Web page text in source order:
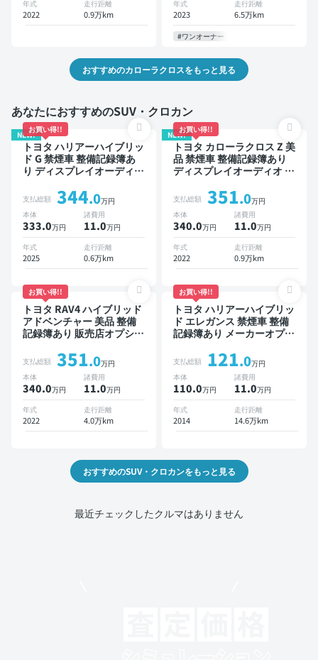
年式
2022
走行距離
0.9万km
年式
2023
走行距離
6.5万km
#ワンオーナー
おすすめのカローラクロスをもっと見る
あなたにおすすめのSUV・クロカン
NEW!
お買い得!!
トヨタ ハリアーハイブリッ
ド G 禁煙車 整備記録簿あ
り ディスプレイオーディオ
ニター デジタルインナーミ
ラー オートクルーズ ワイ
ヤレスキー ETC 電動バッ
クドア バックモニター 全
方位カメラ ドライブレコー
ダー 衝突軽減
支払総額 344.0万円
本体
333.0万円
諸費用
11.0万円
年式
2025
走行距離
0.6万km
NEW!
お買い得!!
トヨタ カローラクロス Z 美
品 禁煙車 整備記録簿あり
ディスプレイオーディオ ※
スポットモニター オートク
ルーズ スマートキー ETC
電動バックドア バックモニ
ター 全方位カメラ ドライ
ブレコーダー 衝突軽減
支払総額 351.0万円
本体
340.0万円
諸費用
11.0万円
年式
2022
走行距離
0.9万km
お買い得!!
トヨタ RAV4 ハイブリッド
アドベンチャー 美品 整備
記録簿あり 販売店オプショ
ットモニター デジタルイン
ナーミラー オートクルーズ
スマートキー ETC バック
モニター ドライブレコーダ
ー 衝突軽減
支払総額 351.0万円
本体
340.0万円
諸費用
11.0万円
年式
2022
走行距離
4.0万km
お買い得!!
トヨタ ハリアーハイブリッ
ド エレガンス 禁煙車 整備
記録簿あり メーカーオプシ
ETC バックモニター ドラ
イブレコーダー
支払総額 121.0万円
本体
110.0万円
諸費用
11.0万円
年式
2014
走行距離
14.6万km
おすすめのSUV・クロカンをもっと見る
最近チェックしたクルマはありません